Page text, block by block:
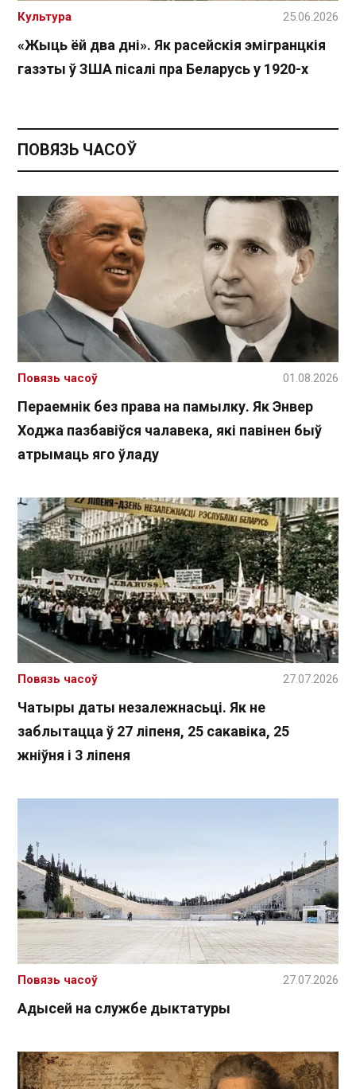
«Жыць ёй два дні». Як расейскія эмігранцкія
газэты ў ЗША пісалі пра Беларусь у 1920-х
Культура 25.06.2026
ПОВЯЗЬ ЧАСОЎ
Пераемнік без права на памылку. Як Энвер
Ходжа пазбавіўся чалавека, які павінен быў
атрымаць яго ўладу
Повязь часоў 01.08.2026
Чатыры даты незалежнасьці. Як не
заблытацца ў 27 ліпеня, 25 сакавіка, 25
жніўня і 3 ліпеня
Повязь часоў 27.07.2026
Адысей на службе дыктатуры
Повязь часоў 27.07.2026